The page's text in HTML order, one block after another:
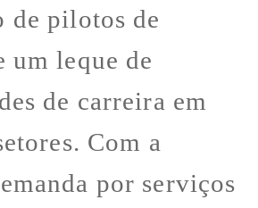
de pilotos de
um leque de
de carreira em
Com a
por serviços